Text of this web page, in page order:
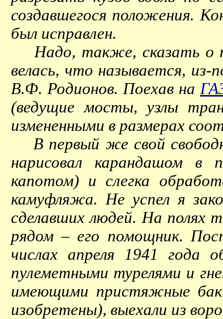
создавшегося положения.
был исправлен.
Надо, также, сказать о
велась, что называется,
В.Ф. Родионов. Поехав на
(ведущие мосты, узлы
измененными в размерах
В первый же свой
нарисовал карандашом в
капотом) и слегка
камуфляжа. Не успел я
сделавших людей. На полях
рядом – его помощник.
числах апреля 1941 года
пулеметными турелями и
имеющими пристяжные
изобретены), выехали из